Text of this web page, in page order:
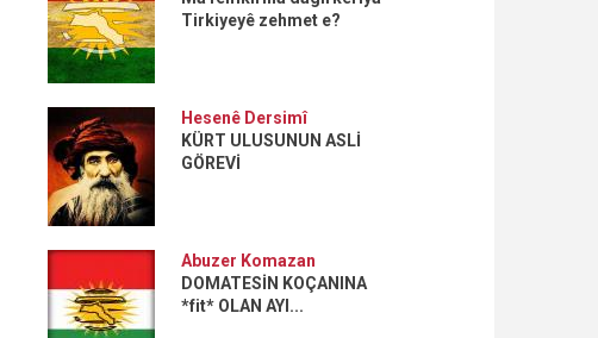
Tirkiyeyê zehmet e?
Hesenê Dersimî
KÜRT ULUSUNUN ASLİ
GÖREVİ
Abuzer Komazan
DOMATESİN KOÇANINA
*fit* OLAN AYI...